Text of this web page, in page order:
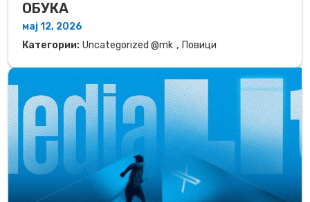
ОБУКА
мај 12, 2026
Категории: Uncategorized @mk , Повици